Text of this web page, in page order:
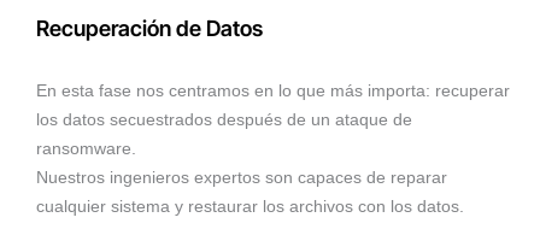
Recuperación de Datos
En esta fase nos centramos en lo que más importa: recuperar
los datos secuestrados después de un ataque de
ransomware.
Nuestros ingenieros expertos son capaces de reparar
cualquier sistema y restaurar los archivos con los datos.